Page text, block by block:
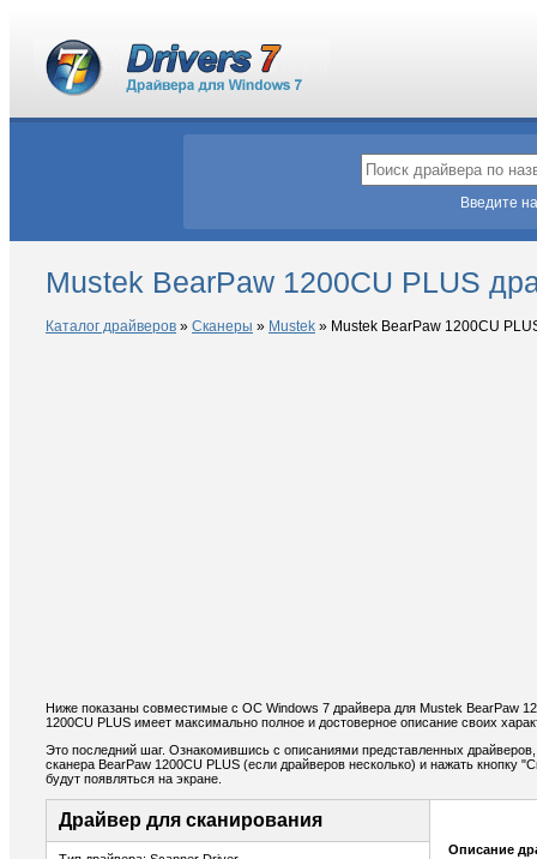
Введите
Mustek BearPaw 1200CU PLUS
Каталог драйверов » Сканеры » Mustek » Mustek BearPaw 1200CU
Ниже показаны совместимые с ОС Windows 7 драйвера для Mustek BearPaw
1200CU PLUS имеет максимально полное и достоверное описание своих
Это последний шаг. Ознакомившись с описаниями представленных
сканера BearPaw 1200CU PLUS (если драйверов несколько) и нажать кнопку
будут появляться на экране.
Драйвер для сканирования
Описание